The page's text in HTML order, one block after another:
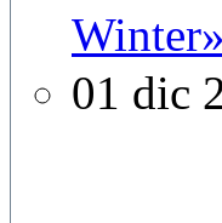
Winter»
01 dic